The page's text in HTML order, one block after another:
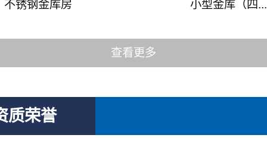
不锈钢金库房 小型金库（四...
查看更多
质荣誉